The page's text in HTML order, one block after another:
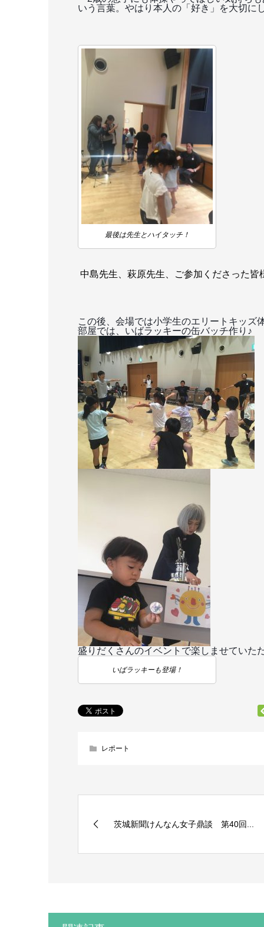
いう言葉。 やはり本人の「好き」を大切に
最後は先生とハイタッチ！
中島先生、萩原先生、ご参加くださった皆
この後、 会場では小学生のエリートキッズ
部屋では、いばラッキーの缶バッチ作り♪
盛りだくさんのイベントで楽しませていた
いばラッキーも登場！
レポート
茨城新聞けんなん女子鼎談 第40回...